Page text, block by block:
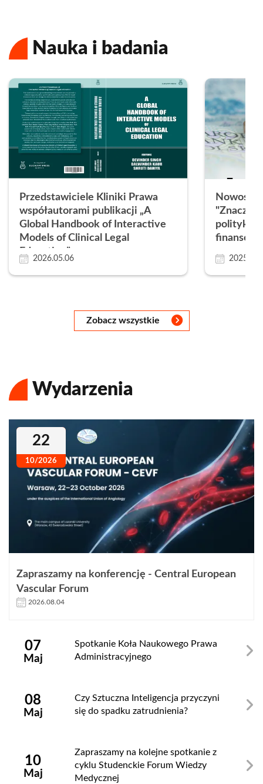
Nauka i badania
Przedstawiciele Kliniki Prawa
współautorami publikacji „A
Global Handbook of Interactive
Models of Clinical Legal
Education”
2026.05.06
Nowość
polityki
finansów
Zobacz wszystkie
Wydarzenia
22
10/2026
Zapraszamy na konferencję - Central European
Vascular Forum
2026.08.04
07
Maj
Spotkanie Koła Naukowego Prawa
Administracyjnego
08
Maj
Czy Sztuczna Inteligencja przyczyni
się do spadku zatrudnienia?
10
Maj
Zapraszamy na kolejne spotkanie z
cyklu Studenckie Forum Wiedzy
Medycznej